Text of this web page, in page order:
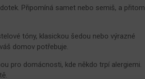
Připomíná samet nebo semiš, a přitom
tóny, klasickou šedou nebo výrazné
domov potřebuje.
pro domácnosti, kde někdo trpí alergiemi.